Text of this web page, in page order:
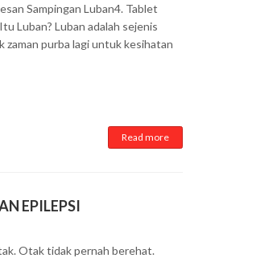
Sampingan Luban4. Tablet
Luban? Luban adalah sejenis
zaman purba lagi untuk kesihatan
Read more
EPILEPSI
Otak tidak pernah berehat.